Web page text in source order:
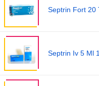
Septrin Fort 20
Septrin Iv 5 Ml